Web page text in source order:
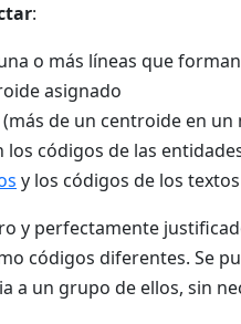
:
o más líneas que
asignado
de un centroide en
códigos de las
y los códigos de los
y perfectamente
códigos diferentes. Se
a un grupo de ellos, sin